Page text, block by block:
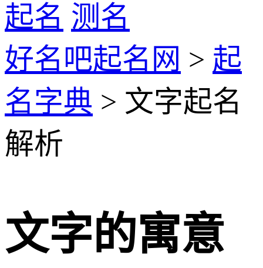
起名 测名
好名吧起名网 > 起
名字典 > 文字起名
解析
文字的寓意